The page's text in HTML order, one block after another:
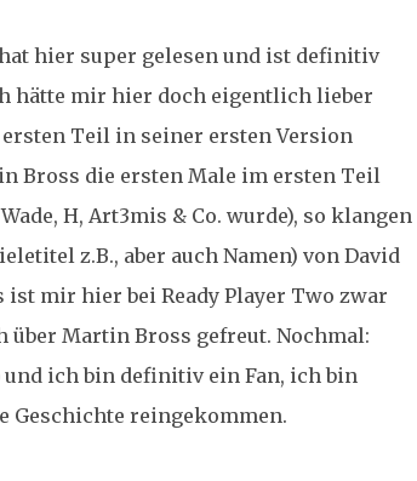
hier super gelesen und ist definitiv
hätte mir hier doch eigentlich lieber
Teil in seiner ersten Version
Bross die ersten Male im ersten Teil
H, Art3mis & Co. wurde), so klangen
z.B., aber auch Namen) von David
mir hier bei Ready Player Two zwar
Martin Bross gefreut. Nochmal:
und ich bin definitiv ein Fan, ich bin
Geschichte reingekommen.